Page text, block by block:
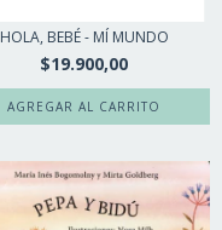
HOLA, BEBÉ - MÍ MUNDO
$19.900,00